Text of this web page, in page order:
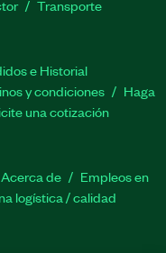
Transporte
e Historial
y condiciones
Haga
una cotización
Acerca de
Empleos en
logística / calidad